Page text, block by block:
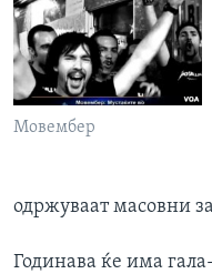
Мовембер
одржуваат масовни
Годинава ќе има